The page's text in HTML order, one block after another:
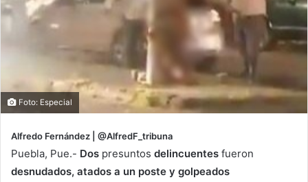
Foto: Especial
Alfredo Fernández | @AlfredF_tribuna
Puebla, Pue.- Dos presuntos delincuentes fueron
desnudados, atados a un poste y golpeados